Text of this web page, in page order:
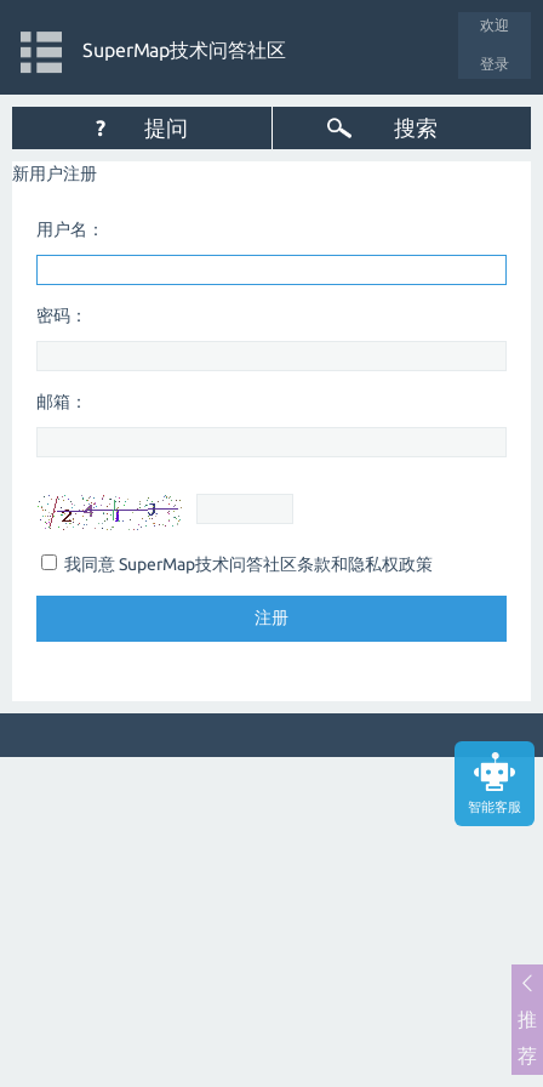
智能客服
欢迎
登录
SuperMap技术问答社区
? 提问 搜索
新用户注册
用户名：
密码：
邮箱：
我同意 SuperMap技术问答社区条款和隐私权政策